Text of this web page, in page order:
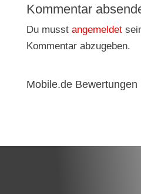
Kommentar
Du musst angemeldet
Kommentar abzugeben.
Mobile.de Bewertungen